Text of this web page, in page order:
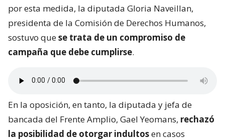
por esta medida, la diputada Gloria Naveillan,
presidenta de la Comisión de Derechos Humanos,
sostuvo quese trata de un compromiso de
campaña que debe cumplirse.
En la oposición, en tanto, la diputada y jefa de
bancada del Frente Amplio, Gael Yeomans, rechazó
la posibilidad de otorgar indultosen casos